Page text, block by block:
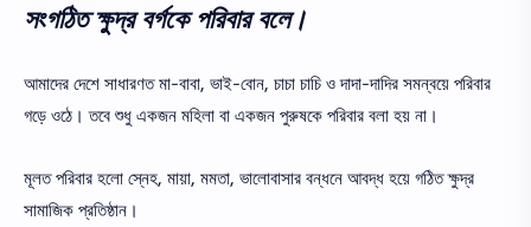
সংগঠিত ক্ষুদ্র বর্গকে পরিবার বলে।
আমাদের দেশে সাধারণত মা-বাবা, ভাই-বোন, চাচা চাচি ও দাদা-দাদির সমন্বয়ে পরিবার
গড়ে ওঠে। তবে শুধু একজন মহিলা বা একজন পুরুষকে পরিবার বলা হয় না।
মূলত পরিবার হলো স্নেহ, মায়া, মমতা, ভালোবাসার বন্ধনে আবদ্ধ হয়ে গঠিত ক্ষুদ্র
সামাজিক প্রতিষ্ঠান।